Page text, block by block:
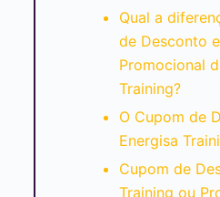
Qual a
de Desconto
Promocional
Training?
O Cupom de
Energisa
Cupom de
Training ou